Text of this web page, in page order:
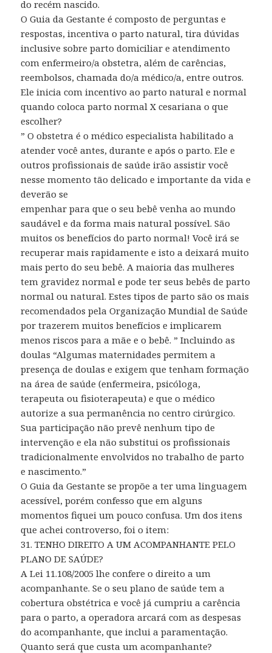
do recém nascido.
O Guia da Gestante é composto de perguntas e
respostas, incentiva o parto natural, tira dúvidas
inclusive sobre parto domiciliar e atendimento
com enfermeiro/a obstetra, além de carências,
reembolsos, chamada do/a médico/a, entre outros.
Ele inicia com incentivo ao parto natural e normal
quando coloca parto normal X cesariana o que
escolher?
” O obstetra é o médico especialista habilitado a
atender você antes, durante e após o parto. Ele e
outros profissionais de saúde irão assistir você
nesse momento tão delicado e importante da vida e
deverão se
empenhar para que o seu bebê venha ao mundo
saudável e da forma mais natural possível. São
muitos os benefícios do parto normal! Você irá se
recuperar mais rapidamente e isto a deixará muito
mais perto do seu bebê. A maioria das mulheres
tem gravidez normal e pode ter seus bebês de parto
normal ou natural. Estes tipos de parto são os mais
recomendados pela Organização Mundial de Saúde
por trazerem muitos benefícios e implicarem
menos riscos para a mãe e o bebê. ” Incluindo as
doulas “Algumas maternidades permitem a
presença de doulas e exigem que tenham formação
na área de saúde (enfermeira, psicóloga,
terapeuta ou fisioterapeuta) e que o médico
autorize a sua permanência no centro cirúrgico.
Sua participação não prevê nenhum tipo de
intervenção e ela não substitui os profissionais
tradicionalmente envolvidos no trabalho de parto
e nascimento.”
O Guia da Gestante se propõe a ter uma linguagem
acessível, porém confesso que em alguns
momentos fiquei um pouco confusa. Um dos itens
que achei controverso, foi o item:
31. TENHO DIREITO A UM ACOMPANHANTE PELO
PLANO DE SAÚDE?
A Lei 11.108/2005 lhe confere o direito a um
acompanhante. Se o seu plano de saúde tem a
cobertura obstétrica e você já cumpriu a carência
para o parto, a operadora arcará com as despesas
do acompanhante, que inclui a paramentação.
Quanto será que custa um acompanhante?